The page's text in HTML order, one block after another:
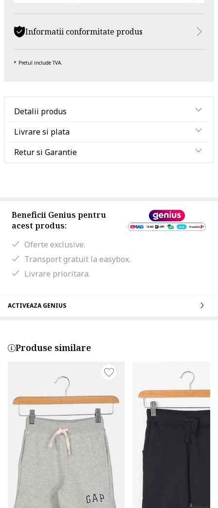
Informatii conformitate produs
Pretul include TVA.
Detalii produs
Livrare si plata
Retur si Garantie
Beneficii Genius pentru
acest produs:
Oferte exclusive.
Transport gratuit la easybox.
Livrare prioritara.
ACTIVEAZA GENIUS
Produse similare